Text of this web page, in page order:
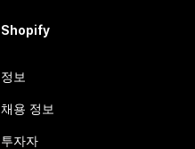
Shopify
정보
채용 정보
투자자